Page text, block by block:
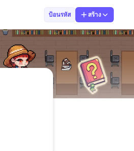
ป้อนรหัส สร้าง